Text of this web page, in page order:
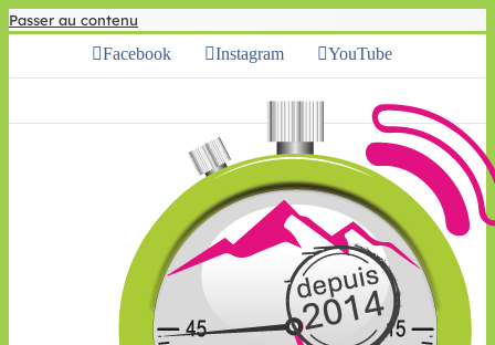
Passer au contenu
Facebook Instagram YouTube